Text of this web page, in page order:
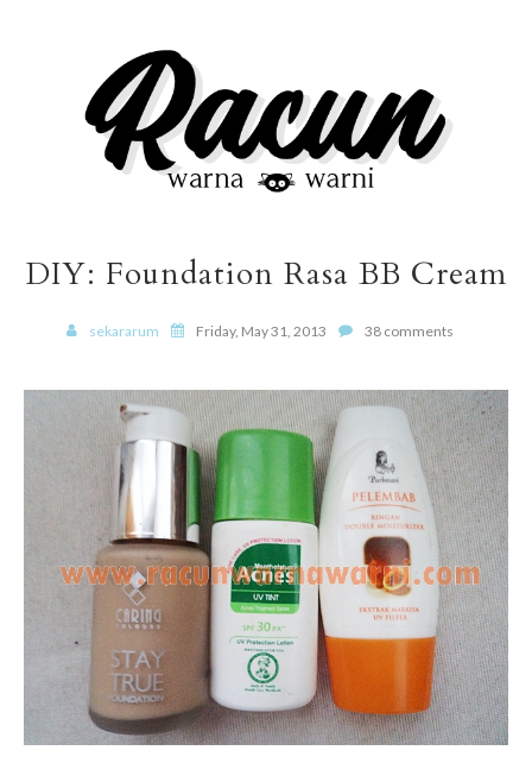
DIY: Foundation Rasa BB Cream
sekararum Friday, May 31, 2013 38 comments